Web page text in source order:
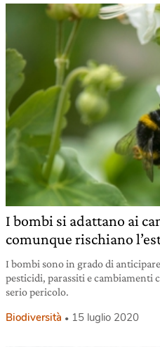
I bombi si adattano ai
comunque rischiano
I bombi sono in grado di
pesticidi, parassiti e cambiamenti
serio pericolo.
Biodiversità 15 luglio 2020